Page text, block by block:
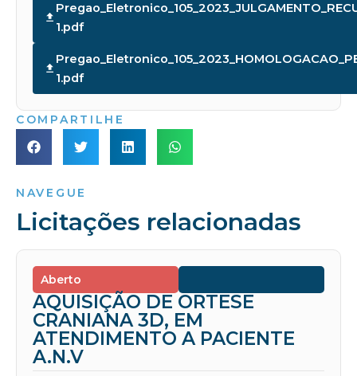
1.pdf
1.pdf
COMPARTILHE
NAVEGUE
Licitações relacionadas
Aberto
AQUISIÇÃO DE ORTESE
CRANIANA 3D, EM
ATENDIMENTO A PACIENTE
A.N.V